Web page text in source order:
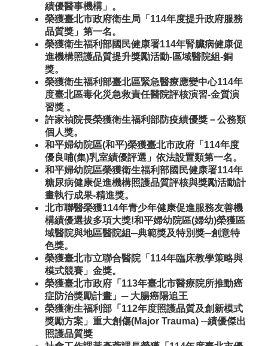
績優醫事機構」。
榮獲臺北市政府衛生局「114年度提升政府服務
品質獎」第一名。
榮獲衛生福利部國民健康署114年腎臟病健康促
進機構照護品質提升獎勵活動-區域醫院組-銅
獎。
榮獲衛生福利部臺北區緊急醫療應變中心114年
度臺北區毒化災急救責任醫院評核演習-金質演
習獎 。
許家禎院長榮獲衛生福利部防疫績優獎－公務類
個人獎。
和平婦幼院區(和平)榮獲臺北市政府「114年度
優良哺(集)乳室績優評選」依法設置類第一名。
和平婦幼院區榮獲衛生福利部國民健康署114年
糖尿病健康促進機構照護品質評核與獎勵活動計
畫執行成果-精進獎。
北市聯醫榮獲114年青少年健康促進服務友善機
構績優選拔多項大獎!和平婦幼院區(婦幼)榮獲區
域醫院與地區醫院組─典範獎及特別獎─創意特
色獎。
榮獲臺北市立聯合醫院「114年臨床教學策略與
模式競賽」金獎。
榮獲臺北市政府「113年臺北市醫療院所推動癌
症防治獎勵計畫」─ 大腸癌陽追王
榮獲衛生福利部「112年度照護品質及創新模式
獎勵方案」重大創傷(Major Trauma) ─績優傑出
照護品質獎